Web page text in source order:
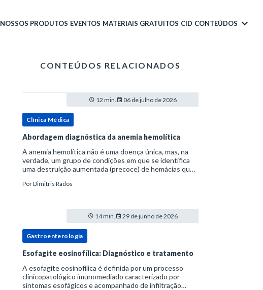
NOSSOS PRODUTOS EVENTOS MATERIAIS GRATUITOS CID CONTEÚDOS
CONTEÚDOS RELACIONADOS
12 min. 06 de julho de 2026
Clínica Médica
Abordagem diagnóstica da anemia hemolítica
A anemia hemolítica não é uma doença única, mas, na
verdade, um grupo de condições em que se identifica
uma destruição aumentada (precoce) de hemácias que
óssea.Como a vida média normal da hemácia é de apro
PorDimitris Rados
14 min. 29 de junho de 2026
Gastroenterologia
Esofagite eosinofílica: Diagnóstico e tratamento
A esofagite eosinofílica é definida por um processo
clinicopatológico imunomediado caracterizado por
sintomas esofágicos e acompanhado de infiltração